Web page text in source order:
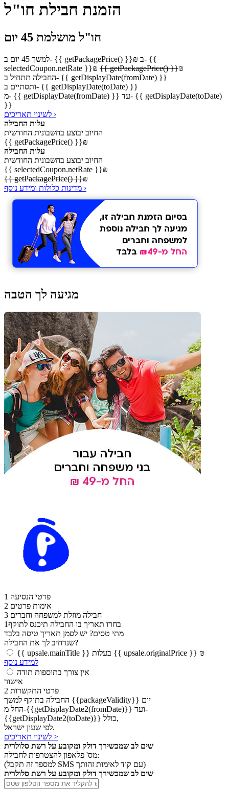
הזמנת חבילת חו"ל
חו"ל מושלמת 45 יום
למשך 45 יוםב- {{ getPackagePrice() }}₪ ב- {{
selectedCoupon.netRate }}₪ {{ getPackagePrice() }}₪
החבילה תתחיל ב- {{ getDisplayDate(fromDate) }}
ותסתיים ב- {{ getDisplayDate(toDate) }}
מ- {{ getDisplayDate(fromDate) }} עד- {{ getDisplayDate(toDate)
}}
לשינוי תאריכים ›
עלות החבילה
החיוב יבוצע בחשבונית החודשית
{{ getPackagePrice() }}₪
עלות החבילה
החיוב יבוצע בחשבונית החודשית
{{ selectedCoupon.netRate }}₪
{{ getPackagePrice() }}₪
מדינות כלולות ומידע נוסף ›
מגיעה לך הטבה
1 פרטי הנסיעה
2 אימות פרטים
3 חבילה מוזלת למשפחה וחברים
1בחרו תאריך בו החבילה תיכנס לתוקף
מתי טסים? יש לסמן תאריך טיסה בלבד
שנרחיב לך את החבילה?
{{ upsale.mainTitle }} בעלות {{ upsale.originalPrice }} ₪
למידע נוסף
אין צורך בתוספות תודה
אישור
2 פרטי התקשרות
החבילה בתוקף למשך {{packageValidity}} יום
החל מ-{{getDisplayDate2(fromDate)}} ועד-
{{getDisplayDate2(toDate)}} כולל,
לפי שעון ישראל.
לשינוי תאריכים >
שים לב שמכשירך דולק ומקובע על רשת סלולרית
מס' פלאפון להצטרפות לחבילה:
(למספר זה תקבל SMS עם קוד לאימות זהותך)
שים לב שמכשירך דולק ומקובע על רשת סלולרית